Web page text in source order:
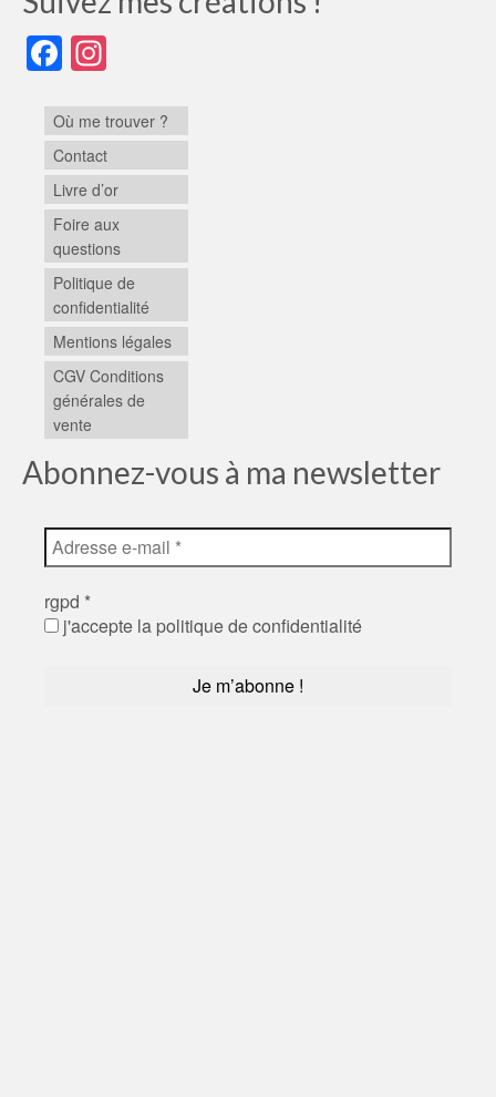
Facebook
Où me trouver ?
Contact
Livre d’or
Foire aux
questions
Politique de
confidentialité
Mentions légales
CGV Conditions
générales de
vente
Abonnez-vous à ma newsletter
rgpd *
j'accepte la politique de confidentialité